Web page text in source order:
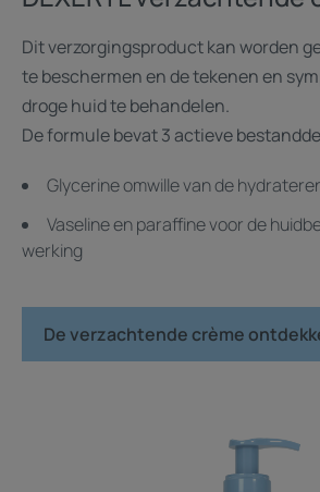
Dit verzorgingsproduct kan worden
te beschermen en de tekenen en
droge huid te behandelen.
De formule bevat 3 actieve
Glycerine omwille van de
Vaseline en paraffine voor de
werking
De verzachtende crème